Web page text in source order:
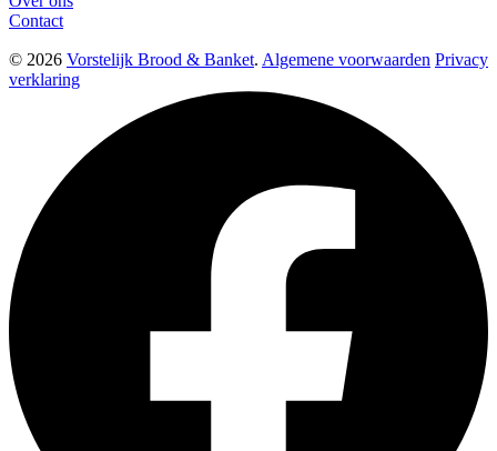
Contact
© 2026 Vorstelijk Brood & Banket. Algemene voorwaarden Privacy
verklaring